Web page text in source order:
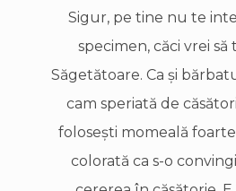
Sigur, pe tine nu te
specimen, căci vrei să
Săgetătoare. Ca şi
cam speriată de
foloseşti momeală
colorată ca s-o